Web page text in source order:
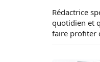
Rédactrice
quotidien et
faire profiter